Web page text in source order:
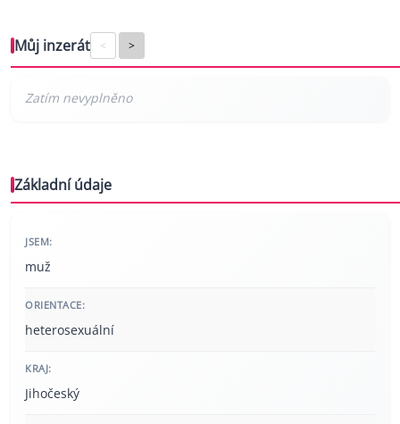
Můj inzerát < >
Základní údaje
JSEM:
muž
ORIENTACE:
heterosexuální
KRAJ:
Jihočeský